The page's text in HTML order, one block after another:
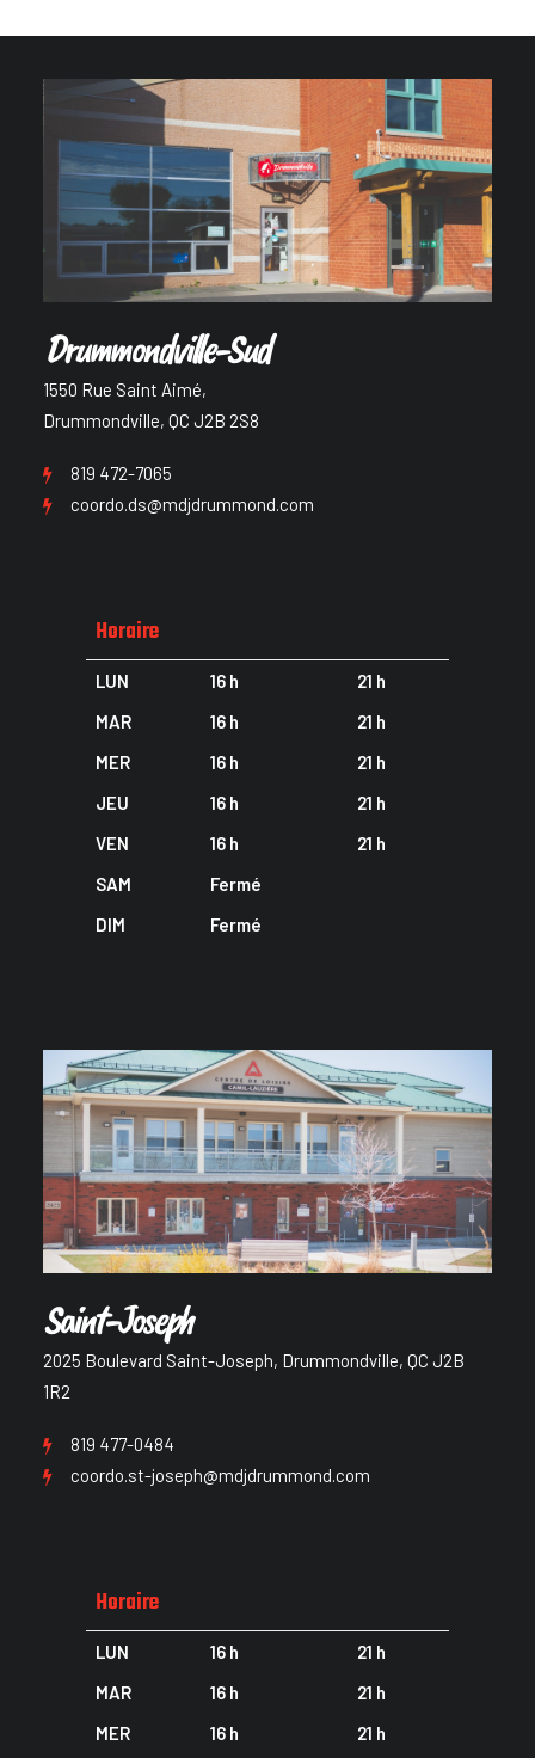
Drummondville-Sud
1550 Rue Saint Aimé,
Drummondville, QC J2B 2S8
819 472-7065
coordo.ds@mdjdrummond.com
Horaire
LUN 16 h
21 h
MAR
16 h
21 h
MER
16 h
21 h
JEU
16 h
21 h
VEN
16 h
21 h
SAM
Fermé
DIM
Fermé
Saint-Joseph
2025 Boulevard Saint-Joseph, Drummondville, QC J2B
1R2
819 477-0484
coordo.st-joseph@mdjdrummond.com
Horaire
LUN 16 h
21 h
MAR
16 h
21 h
MER
16 h 21 h